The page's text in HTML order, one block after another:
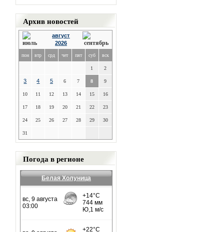
Архив новостей
август
2026
пон втр срд чет пят суб вск
1 2
3 4 5 6 7 8 9
10 11 12 13 14 15 16
17 18 19 20 21 22 23
24 25 26 27 28 29 30
31
Погода в регионе
Белая Холуница